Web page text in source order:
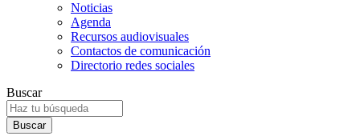
Noticias
Agenda
Recursos audiovisuales
Contactos de comunicación
Directorio redes sociales
Buscar